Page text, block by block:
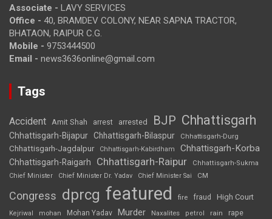
Associate - LAVY SERVICES
Office - 40, BRAMDEV COLONY, NEAR SAPNA TRACTOR,
BHATAON, RAIPUR C.G.
Mobile - 9753444500
Email - news3636online@gmail.com
Tags
Accident Amit Shah arrest arrested BJP Chhattisgarh
Chhattisgarh-Bijapur Chhattisgarh-Bilaspur Chhattisgarh-Durg
Chhattisgarh-Jagdalpur Chhattisgarh-Kabirdham Chhattisgarh-Korba
Chhattisgarh-Raigarh Chhattisgarh-Raipur
Chhattisgarh-Sukma
Chief Minister
Chief Minister Dr. Yadav Chief Minister Sai CM
Congress dprcg featured fire fraud High Court
Kejriwal mohan Mohan Yadav Murder Naxalites petrol rain rape